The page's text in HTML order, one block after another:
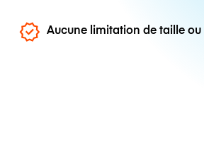
Aucune limitation de taille